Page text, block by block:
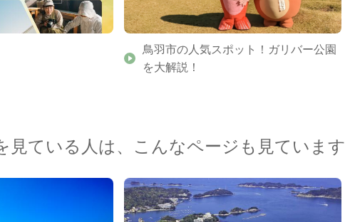
鳥羽市の人気スポット！ガリバー公園
を大解説！
見ている人は、こんなページも見ています